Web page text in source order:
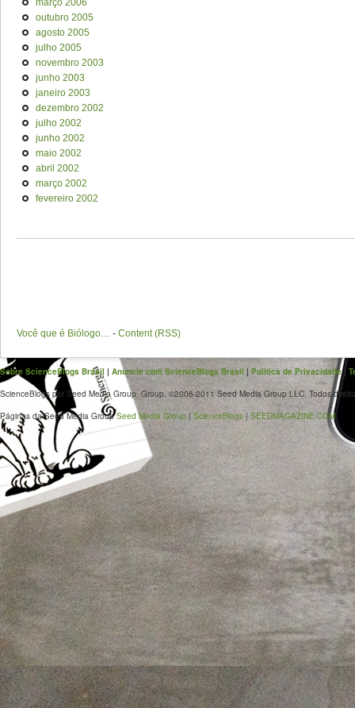
março 2006
outubro 2005
agosto 2005
julho 2005
novembro 2003
junho 2003
janeiro 2003
dezembro 2002
julho 2002
junho 2002
maio 2002
abril 2002
março 2002
fevereiro 2002
Você que é Biólogo… - Content (RSS)
Sobre ScienceBlogs Brasil | Anuncie com ScienceBlogs Brasil |Política de Privacidade|
ScienceBlogs por Seed Media Group. Group. ©2006-2011 Seed Media Group LLC. Todos
Páginas da Seed Media GroupSeed Media Group|ScienceBlogs| SEEDMAGAZINE.COM